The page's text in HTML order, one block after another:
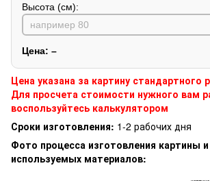
Высота (см):
Цена: –
Цена указана за картину стандартного
Для просчета стоимости нужного вам
воспользуйтесь калькулятором
Сроки изготовления: 1-2 рабочих дня
Фото процесса изготовления картины
используемых материалов: